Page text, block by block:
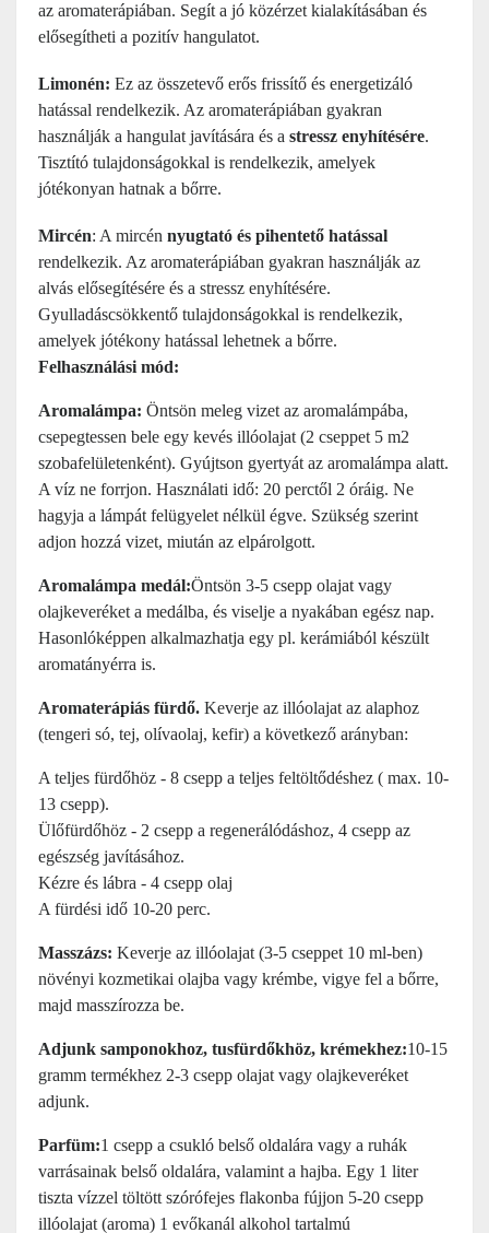
az aromaterápiában. Segít a jó közérzet kialakításában és
elősegítheti a pozitív hangulatot.
Limonén: Ez az összetevő erős frissítő és energetizáló
hatással rendelkezik. Az aromaterápiában gyakran
használják a hangulat javítására és a stressz enyhítésére.
Tisztító tulajdonságokkal is rendelkezik, amelyek
jótékonyan hatnak a bőrre.
Mircén: A mircén nyugtató és pihentető hatással
rendelkezik. Az aromaterápiában gyakran használják az
alvás elősegítésére és a stressz enyhítésére.
Gyulladáscsökkentő tulajdonságokkal is rendelkezik,
amelyek jótékony hatással lehetnek a bőrre.
Felhasználási mód:
Aromalámpa: Öntsön meleg vizet az aromalámpába,
csepegtessen bele egy kevés illóolajat (2 cseppet 5 m2
szobafelületenként). Gyújtson gyertyát az aromalámpa alatt.
A víz ne forrjon. Használati idő: 20 perctől 2 óráig. Ne
hagyja a lámpát felügyelet nélkül égve. Szükség szerint
adjon hozzá vizet, miután az elpárolgott.
Aromalámpa medál:Öntsön 3-5 csepp olajat vagy
olajkeveréket a medálba, és viselje a nyakában egész nap.
Hasonlóképpen alkalmazhatja egy pl. kerámiából készült
aromatányérra is.
Aromaterápiás fürdő. Keverje az illóolajat az alaphoz
(tengeri só, tej, olívaolaj, kefir) a következő arányban:
A teljes fürdőhöz - 8 csepp a teljes feltöltődéshez ( max. 10-
13 csepp).
Ülőfürdőhöz - 2 csepp a regenerálódáshoz, 4 csepp az
egészség javításához.
Kézre és lábra - 4 csepp olaj
A fürdési idő 10-20 perc.
Masszázs: Keverje az illóolajat (3-5 cseppet 10 ml-ben)
növényi kozmetikai olajba vagy krémbe, vigye fel a bőrre,
majd masszírozza be.
Adjunk samponokhoz, tusfürdőkhöz, krémekhez:10-15
gramm termékhez 2-3 csepp olajat vagy olajkeveréket
adjunk.
Parfüm:1 csepp a csukló belső oldalára vagy a ruhák
varrásainak belső oldalára, valamint a hajba. Egy 1 liter
tiszta vízzel töltött szórófejes flakonba fújjon 5-20 csepp
illóolajat (aroma) 1 evőkanál alkohol tartalmú